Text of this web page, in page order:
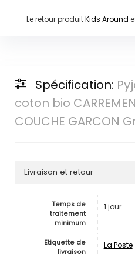
Le retour produitKids Around
Spécification:
coton bio
COUCHE GARCON
Livraison et retour
Temps de
traitement
minimum
1 jour
Etiquette de
livraison
La Poste